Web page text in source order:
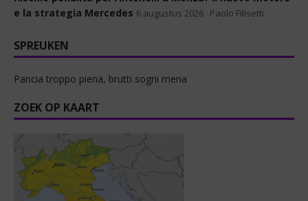
e la strategia Mercedes 6 augustus 2026 Paolo Filisetti
SPREUKEN
Pancia troppo piena, brutti sogni mena
ZOEK OP KAART